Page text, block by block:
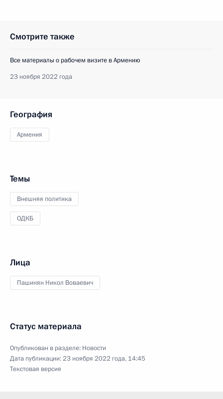
Смотрите также
Все материалы о рабочем визите в Армению
23 ноября 2022 года
География
Армения
Темы
Внешняя политика
ОДКБ
Лица
Пашинян Никол Воваевич
Статус материала
Опубликован в разделе: Новости
Дата публикации:23 ноября 2022 года, 14:45
Текстовая версия